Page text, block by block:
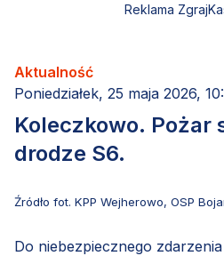
Reklama
Aktualność
Poniedziałek, 25 maja 2026,
Koleczkowo. Pożar
drodze S6.
Źródło fot. KPP Wejherowo, OSP
Do niebezpiecznego zdarzenia